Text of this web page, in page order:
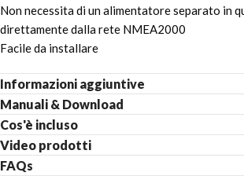
Non necessita di un alimentatore separato in
direttamente dalla rete NMEA2000
Facile da installare
Informazioni aggiuntive
Manuali & Download
Cos'è incluso
Video prodotti
FAQs